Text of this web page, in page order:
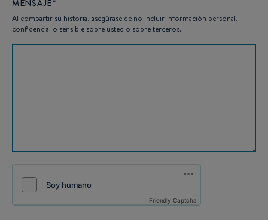
MENSAJE*
Al compartir su historia, asegúrase de no incluir información personal,
confidencial o sensible sobre usted o sobre terceros.
Friendly Captcha